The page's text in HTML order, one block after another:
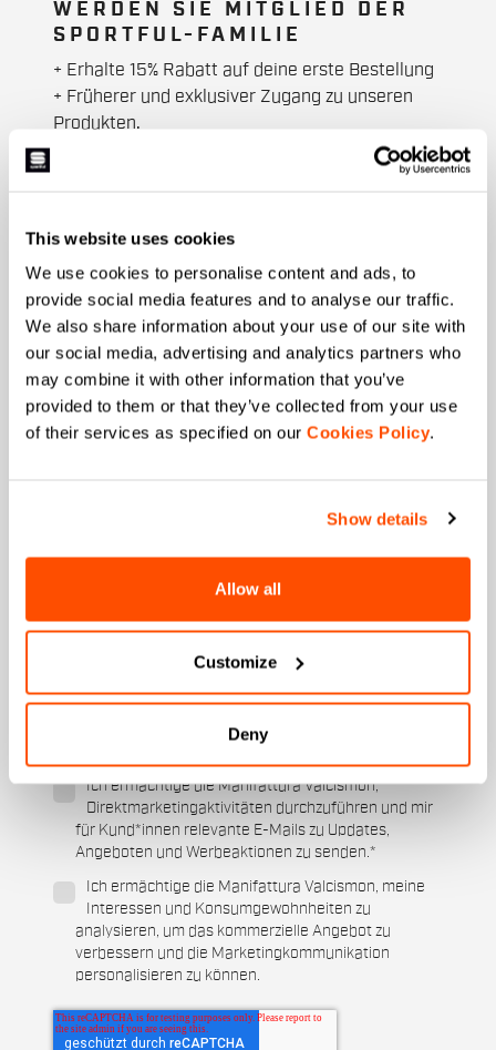
This website uses cookies
We use cookies to personalise content and ads, to
provide social media features and to analyse our traffic.
We also share information about your use of our site with
our social media, advertising and analytics partners who
may combine it with other information that you’ve
provided to them or that they’ve collected from your use
of their services as specified on our Cookies Policy.
Show details
Allow all
Customize
Deny
WERDEN SIE MITGLIED DER
SPORTFUL-FAMILIE
+ Erhalte 15% Rabatt auf deine erste Bestellung
+ Früherer und exklusiver Zugang zu unseren
Produkten.
Vorname
Nachname
Für welche Sportarten interessieren Sie sich?
Ski und Wintersport
Cycling
Wann ist Ihr Geburtstag?
Ich ermächtige die Manifattura Valcismon,
Direktmarketingaktivitäten durchzuführen und mir
für Kund*innen relevante E-Mails zu Updates,
Angeboten und Werbeaktionen zu senden.*
Ich ermächtige die Manifattura Valcismon, meine
Interessen und Konsumgewohnheiten zu
analysieren, um das kommerzielle Angebot zu
verbessern und die Marketingkommunikation
personalisieren zu können.